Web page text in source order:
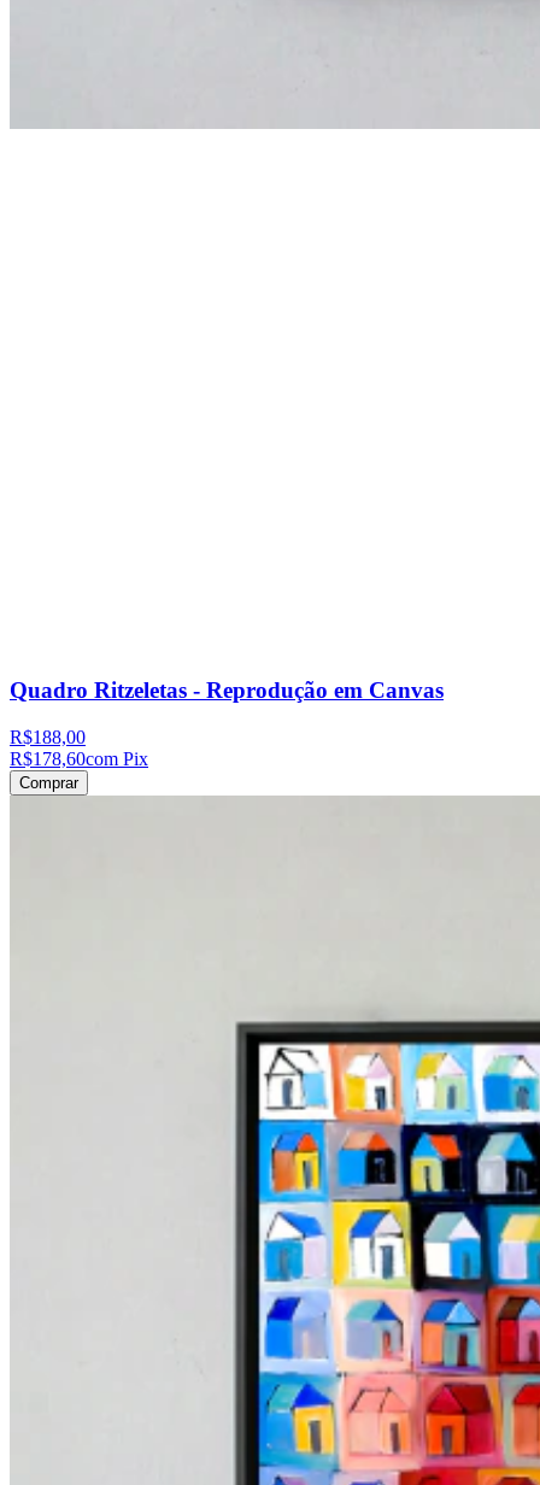
Quadro Ritzeletas - Reprodução em Canvas
R$188,00
R$178,60com Pix
Comprar